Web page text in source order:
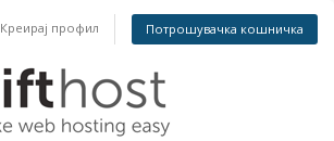
Креирај профил Потрошувачка кошничка